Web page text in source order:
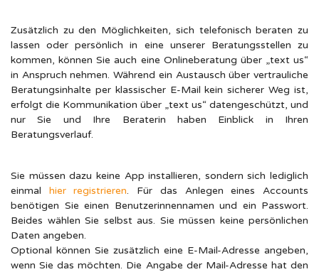
Zusätzlich zu den Möglichkeiten, sich telefonisch beraten zu
lassen oder persönlich in eine unserer Beratungsstellen zu
kommen, können Sie auch eine Onlineberatung über „text us“
in Anspruch nehmen. Während ein Austausch über vertrauliche
Beratungsinhalte per klassischer E-Mail kein sicherer Weg ist,
erfolgt die Kommunikation über „text us“ datengeschützt, und
nur Sie und Ihre Beraterin haben Einblick in Ihren
Beratungsverlauf.
Sie müssen dazu keine App installieren, sondern sich lediglich
einmal hier registrieren. Für das Anlegen eines Accounts
benötigen Sie einen Benutzerinnennamen und ein Passwort.
Beides wählen Sie selbst aus. Sie müssen keine persönlichen
Daten angeben.
Optional können Sie zusätzlich eine E-Mail-Adresse angeben,
wenn Sie das möchten. Die Angabe der Mail-Adresse hat den